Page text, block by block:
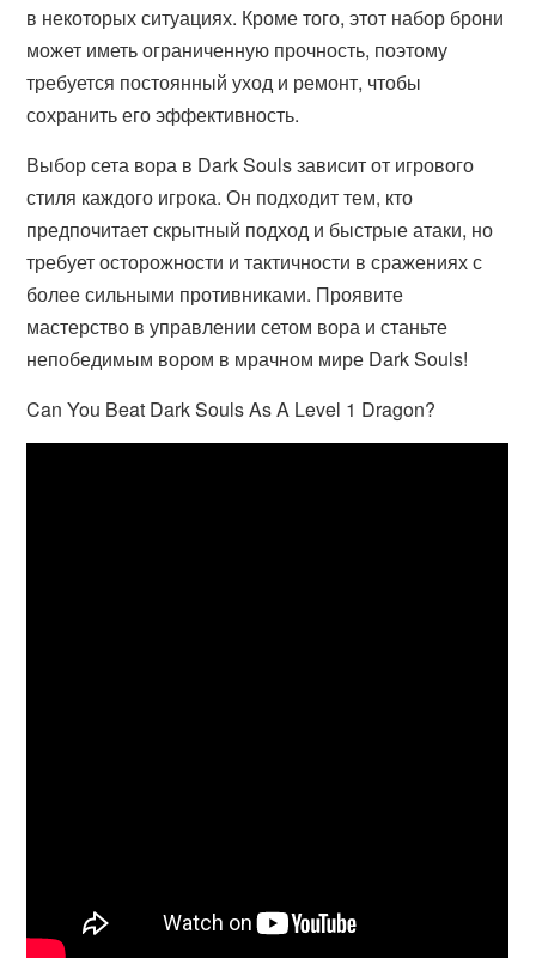
в некоторых ситуациях. Кроме того, этот набор брони
может иметь ограниченную прочность, поэтому
требуется постоянный уход и ремонт, чтобы
сохранить его эффективность.
Выбор сета вора в Dark Souls зависит от игрового
стиля каждого игрока. Он подходит тем, кто
предпочитает скрытный подход и быстрые атаки, но
требует осторожности и тактичности в сражениях с
более сильными противниками. Проявите
мастерство в управлении сетом вора и станьте
непобедимым вором в мрачном мире Dark Souls!
Can You Beat Dark Souls As A Level 1 Dragon?